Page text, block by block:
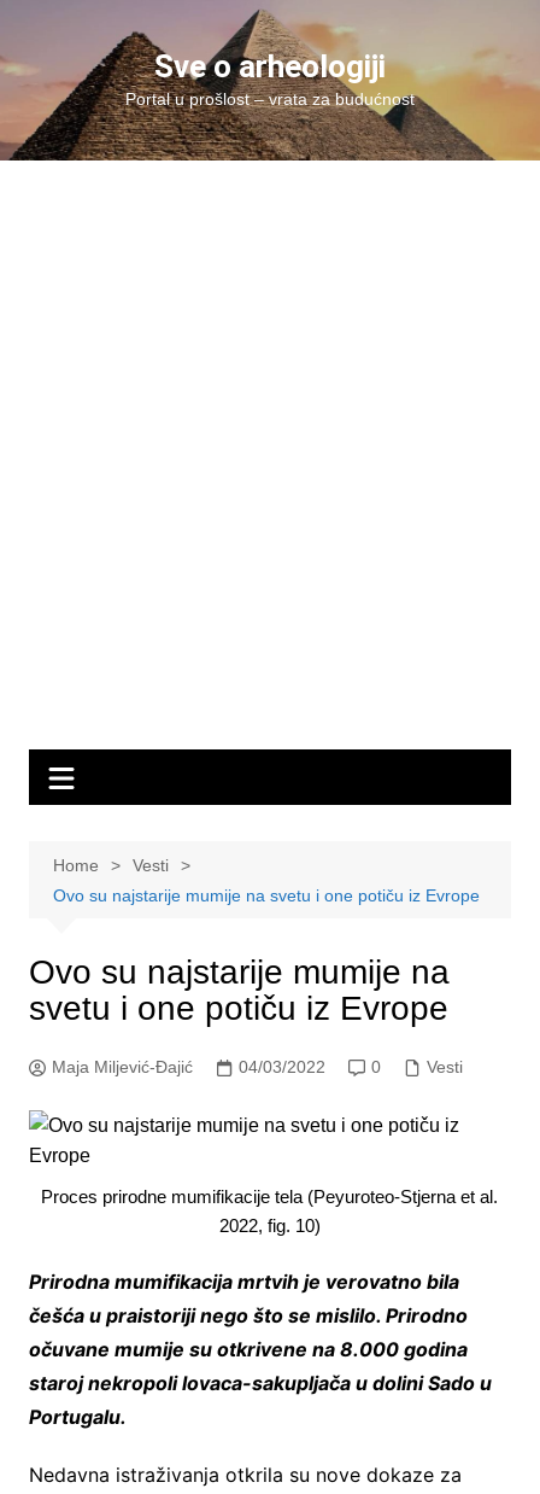
content
Sve o arheologiji
Portal u prošlost – vrata za budućnost
Home
Vesti
Ovo su najstarije mumije na svetu i one potiču iz Evrope
Ovo su najstarije mumije na
svetu i one potiču iz Evrope
Maja Miljević-Đajić 04/03/2022 0 Vesti
Proces prirodne mumifikacije tela (Peyuroteo-Stjerna et al.
2022, fig. 10)
Prirodna mumifikacija mrtvih je verovatno bila
češća u praistoriji nego što se mislilo. Prirodno
očuvane mumije su otkrivene na 8.000 godina
staroj nekropoli lovaca-sakupljača u dolini Sado u
Portugalu.
Nedavna istraživanja otkrila su nove dokaze za